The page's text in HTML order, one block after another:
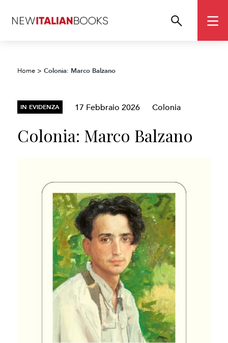
Home >Colonia: Marco Balzano
IN EVIDENZA 17 Febbraio 2026 Colonia
Colonia: Marco Balzano